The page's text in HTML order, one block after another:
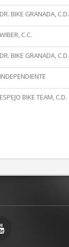
DR. BIKE GRANADA, C.D.
WIBER, C.C.
DR. BIKE GRANADA, C.D.
INDEPENDIENTE
ESPEJO BIKE TEAM, C.D.